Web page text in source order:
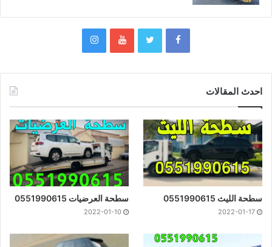
احدث المقالات
سطحة الليث 0551990615
2022-01-17
سطحة العرضيات 0551990615
2022-01-10